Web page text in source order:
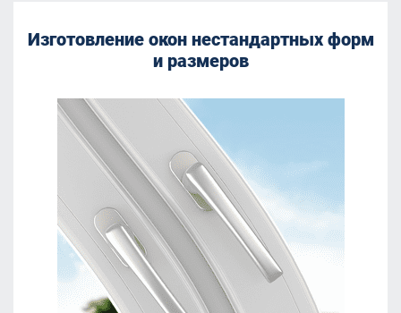
Изготовление окон нестандартных форм
и размеров